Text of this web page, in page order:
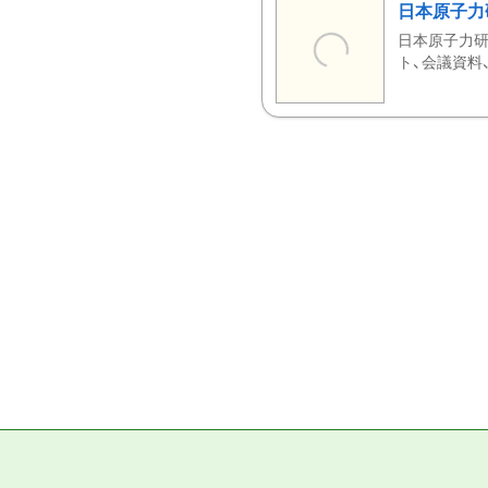
日本原子
日本原子力
ト、会議資